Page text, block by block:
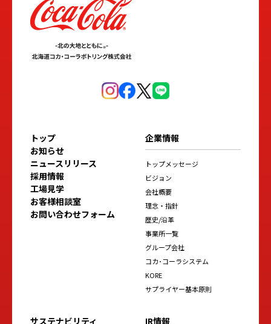
トップ
お知らせ
ニュースリリース
採用情報
工場見学
お客様相談室
お問い合わせフォーム
企業情報
トップメッセージ
ビジョン
会社概要
理念・指針
歴史/沿革
事業所一覧
グループ会社
コカ･コーラシステム
KORE
サプライヤー基本原則
サステナビリティ IR情報